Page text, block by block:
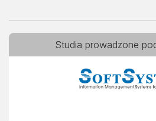
Studia prowadzone